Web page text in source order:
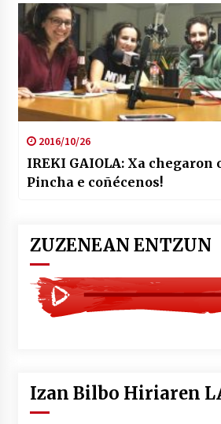
2016/10/26
IREKI GAIOLA: Xa chegaron
Pincha e coñécenos!
ZUZENEAN ENTZUN
Izan Bilbo Hiriaren